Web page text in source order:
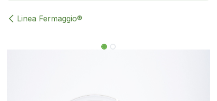
Linea Fermaggio®